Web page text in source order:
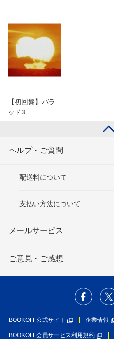
【初回盤】バラ
ッド3…
ヘルプ・ご質問
配送料について
支払い方法について
メールサービス
ご意見・ご感想
BOOKOFF公式サイト 企業情報
BOOKOFF会員サービス利用規約